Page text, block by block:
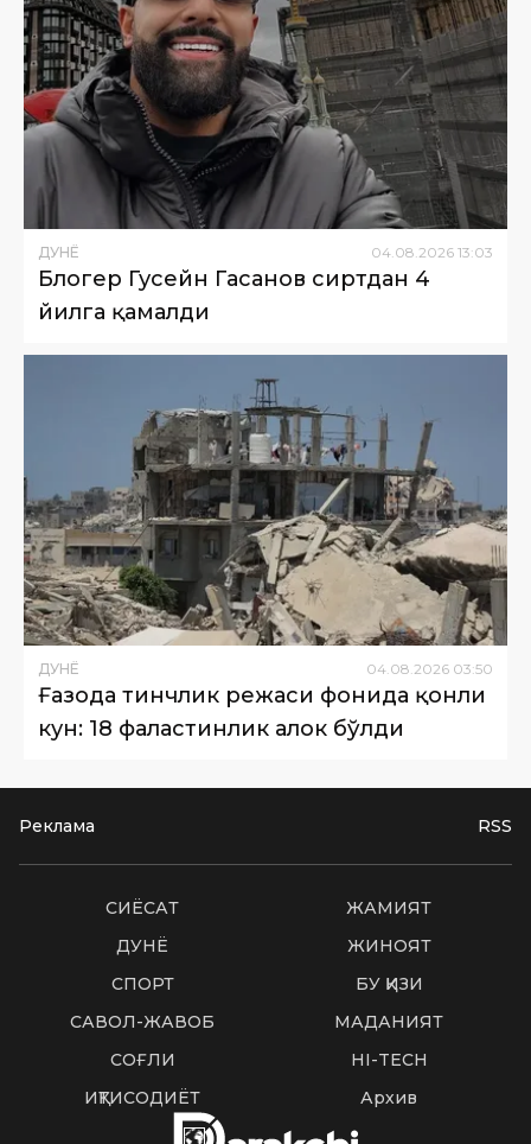
ДУНË 04 08 2026 13:03
Блогер Гусейн Гасанов сиртдан 4
йилга қамалди
ДУНË 04 08 2026 03:50
Ғазода тинчлик режаси фонида қонли
кун: 18 фаластинлик ҳалок бўлди
Реклама RSS
СИËСАТ
ЖАМИЯТ
ДУНË
ЖИНОЯТ
СПОРТ
БУ ҚИЗИҚ
САВОЛ-ЖАВОБ
МАДАНИЯТ
СОҒЛИҚ
HI-TECH
ИҚТИСОДИЁТ
Архив